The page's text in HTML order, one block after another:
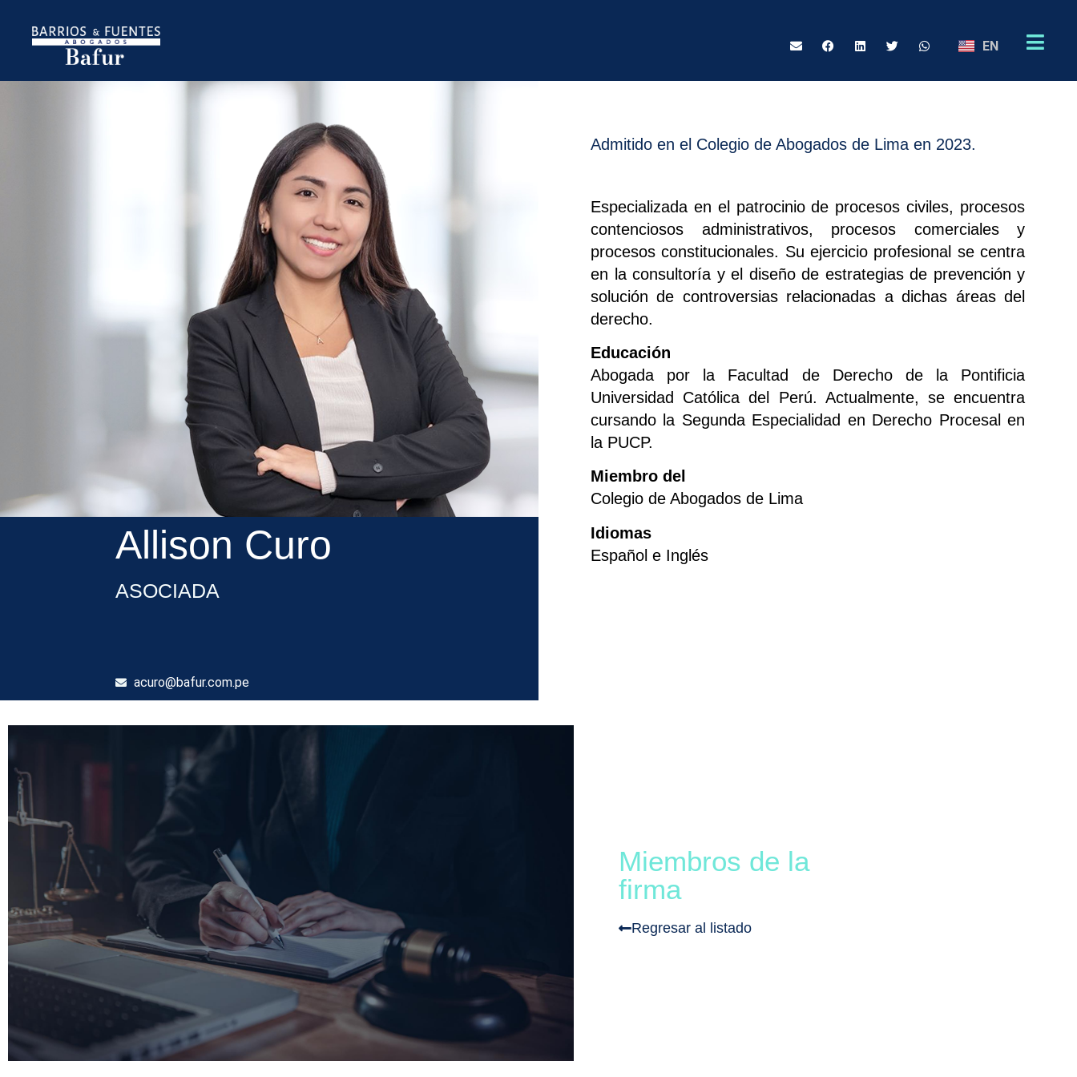
EN
Allison Curo
ASOCIADA
acuro@bafur.com.pe
Admitido en el Colegio de Abogados de Lima en 2023.
Especializada en el patrocinio de procesos civiles, procesos
contenciosos administrativos, procesos comerciales y
procesos constitucionales. Su ejercicio profesional se centra
en la consultoría y el diseño de estrategias de prevención y
solución de controversias relacionadas a dichas áreas del
derecho.
Educación
Abogada por la Facultad de Derecho de la Pontificia
Universidad Católica del Perú. Actualmente, se encuentra
cursando la Segunda Especialidad en Derecho Procesal en
la PUCP.
Miembro del
Colegio de Abogados de Lima
Idiomas
Español e Inglés
Miembros de la
firma
Regresar al listado